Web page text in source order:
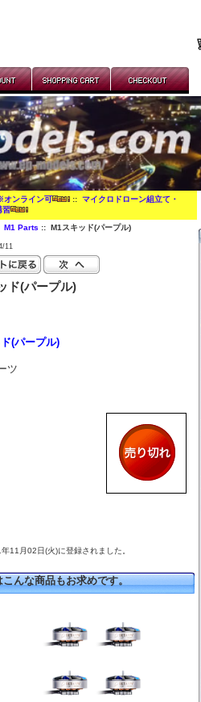
ンライン可 ::マイクロドローン組立て・
習
M1 Parts :: M1スキッド(パープル)
11
ド(パープル)
(パープル)
ツ
11月02日(火)に登録されました。
んな商品もお求めです。